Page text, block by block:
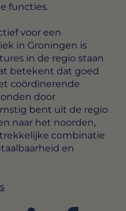
functies.
voor een
in Groningen is
in de regio staan
betekent dat goed
coördinerende
door
bent uit de regio
naar het noorden,
combinatie
en